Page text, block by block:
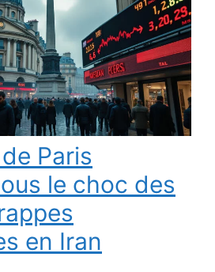
Paris
le choc des
en Iran